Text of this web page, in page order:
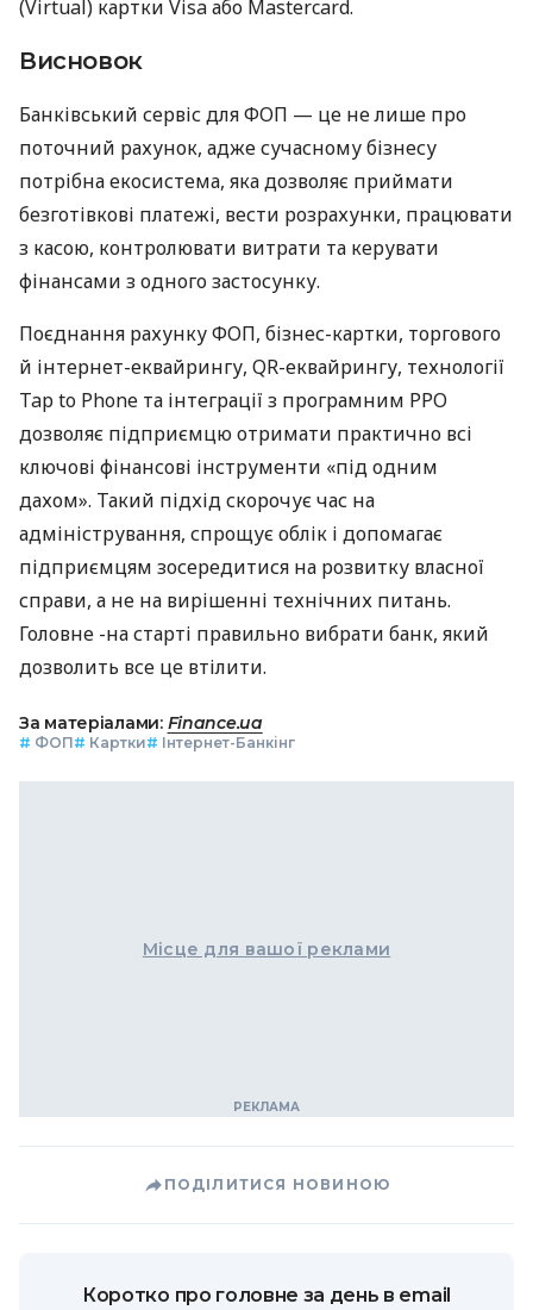
(Virtual) картки Visa або Mastercard.
Висновок
Банківський сервіс для ФОП — це не лише про
поточний рахунок, адже сучасному бізнесу
потрібна екосистема, яка дозволяє приймати
безготівкові платежі, вести розрахунки, працювати
з касою, контролювати витрати та керувати
фінансами з одного застосунку.
Поєднання рахунку ФОП, бізнес-картки, торгового
й інтернет-еквайрингу, QR-еквайрингу, технології
Tap to Phone та інтеграції з програмним РРО
дозволяє підприємцю отримати практично всі
ключові фінансові інструменти «під одним
дахом». Такий підхід скорочує час на
адміністрування, спрощує облік і допомагає
підприємцям зосередитися на розвитку власної
справи, а не на вирішенні технічних питань.
Головне -на старті правильно вибрати банк, який
дозволить все це втілити.
За матеріалами: Finance.ua
# ФОП# Картки# Інтернет-Банкінг
Місце для вашої реклами
ПОДІЛИТИСЯ НОВИНОЮ
Коротко про головне за день в email